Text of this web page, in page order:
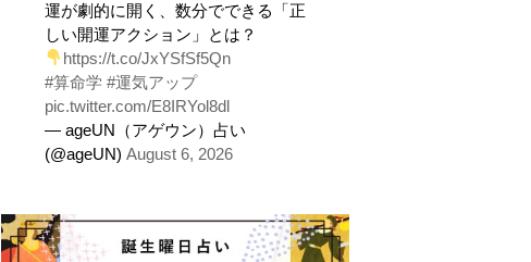
運が劇的に開く、数分でできる「正
しい開運アクション」とは？
https://t.co/JxYSfSf5Qn
#算命学 #運気アップ
pic.twitter.com/E8IRYol8dl
— ageUN（アゲウン）占い
(@ageUN) August 6, 2026